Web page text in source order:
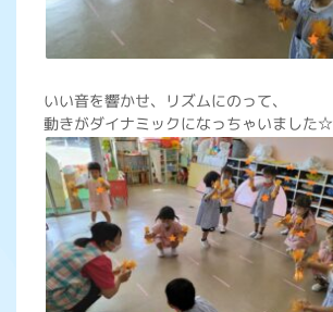
いい音を響かせ、リズムにのって、
動きがダイナミックになっちゃいました☆